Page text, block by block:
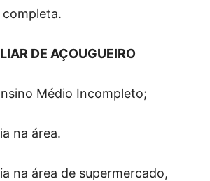
DE AÇOUGUEIRO
Médio Incompleto;
na área.
na área de supermercado,